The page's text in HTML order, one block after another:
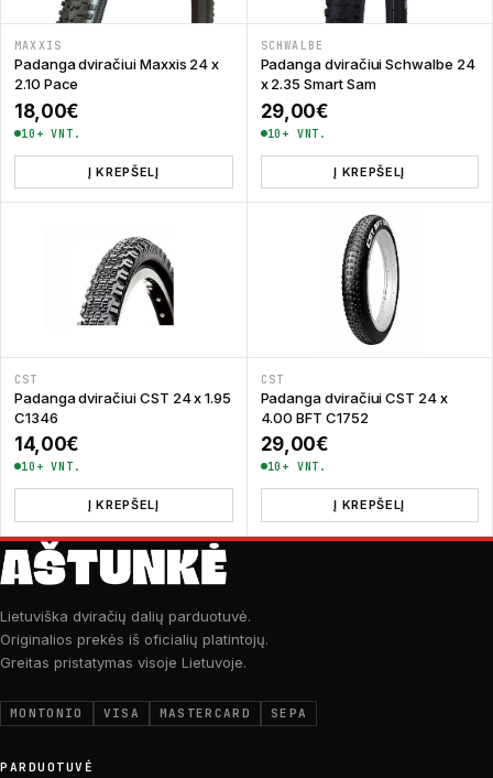
MAXXIS
Padanga dviračiui Maxxis 24 x
2.10 Pace
18,00€
10+ VNT.
Į KREPŠELĮ
SCHWALBE
Padanga dviračiui Schwalbe 24
x 2.35 Smart Sam
29,00€
10+ VNT.
Į KREPŠELĮ
CST
Padanga dviračiui CST 24 x 1.95
C1346
14,00€
10+ VNT.
Į KREPŠELĮ
CST
Padanga dviračiui CST 24 x
4.00 BFT C1752
29,00€
10+ VNT.
Į KREPŠELĮ
Lietuviška dviračių dalių parduotuvė.
Originalios prekės iš oficialių platintojų.
Greitas pristatymas visoje Lietuvoje.
MONTONIO VISA MASTERCARD SEPA
PARDUOTUVĖ